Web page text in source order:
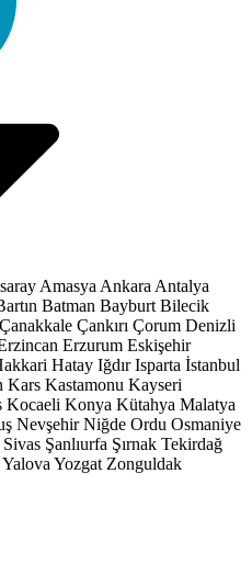
Amasya Ankara Antalya
Batman Bayburt Bilecik
Çanakkale Çankırı Çorum Denizli
Erzurum Eskişehir
Hatay Iğdır Isparta İstanbul
Kars Kastamonu Kayseri
Kocaeli Konya Kütahya Malatya
Nevşehir Niğde Ordu Osmaniye
Sivas Şanlıurfa Şırnak Tekirdağ
Yalova Yozgat Zonguldak